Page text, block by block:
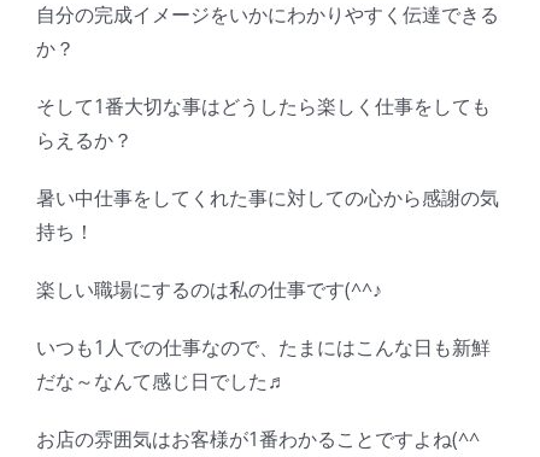
自分の完成イメージをいかにわかりやすく伝達できる
か？
そして1番大切な事はどうしたら楽しく仕事をしても
らえるか？
暑い中仕事をしてくれた事に対しての心から感謝の気
持ち！
楽しい職場にするのは私の仕事です(^^♪
いつも1人での仕事なので、たまにはこんな日も新鮮
だな～なんて感じ日でした♬
お店の雰囲気はお客様が1番わかることですよね(^^ゞ